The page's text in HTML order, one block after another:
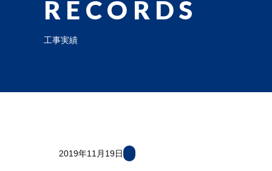
RECORDS
工事実績
2019年11月19日